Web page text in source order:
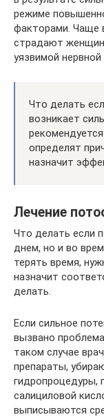
режиме
факторами. Чаще
страдают
уязвимой
Что делать
возникает
определят
назначит
Лечение
Что делать если
днем, но и во
терять время,
назначит
делать.
Если сильное
вызвано
таком случае
препараты,
гидропроцедуры,
салициловой
выписываются